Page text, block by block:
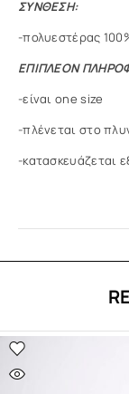
ΣΥΝΘΕΣΗ:
-πολυεστέρας
ΕΠΙΠΛΕΟΝ
-είναι one size
-πλένεται στο
-κατασκευάζεται